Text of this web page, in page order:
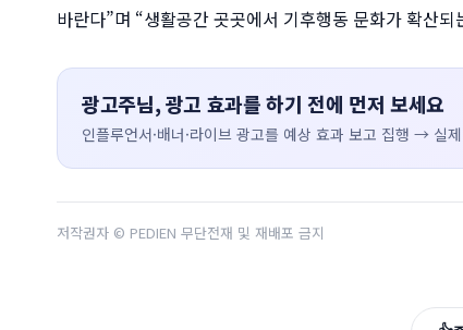
바란다”며 “생활공간 곳곳에서 기후행동 문화가 확산
광고주님, 광고 효과를 하기 전에 먼저 보세요
인플루언서·배너·라이브 광고를 예상 효과 보고 집행 → 실
저작권자 © PEDIEN 무단전재 및 재배포 금지